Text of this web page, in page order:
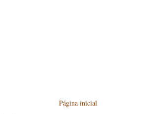
Página inicial